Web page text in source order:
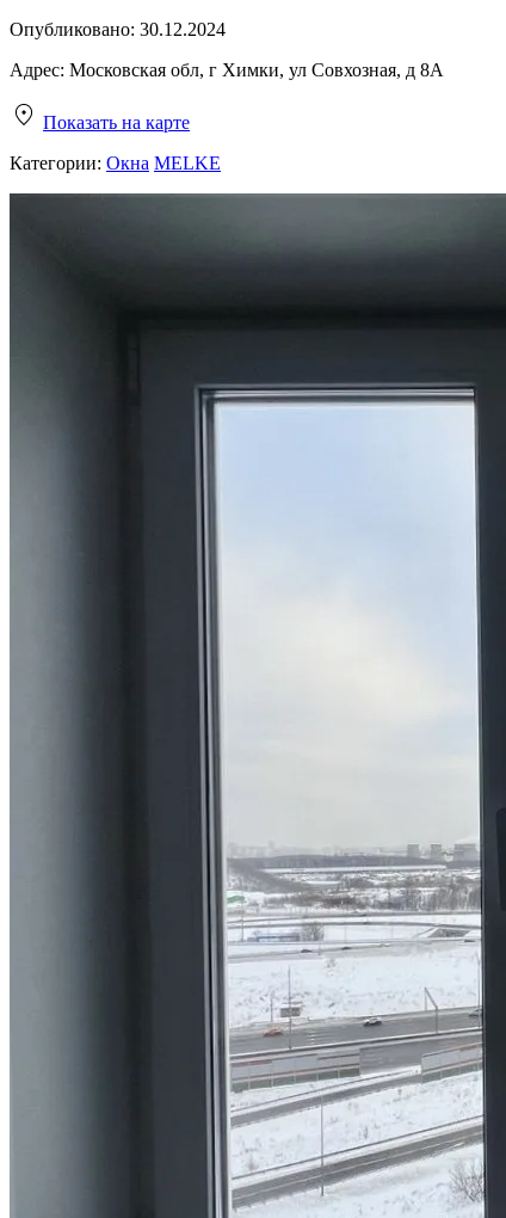
Опубликовано: 30.12.2024
Адрес: Московская обл, г Химки, ул Совхозная, д 8А
Показать на карте
Категории: Окна MELKE